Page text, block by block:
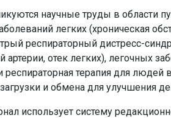
научные труды в области
легких (хроническая
респираторный дистресс-
артерии, отек легких), легочных
респираторная терапия для
и обмена для улучшения
использует систему